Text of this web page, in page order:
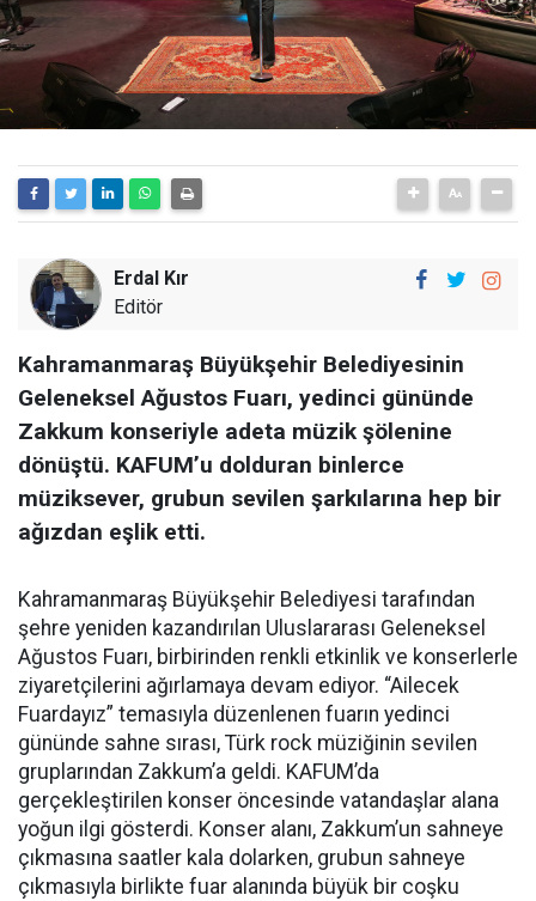
Erdal Kır
Editör
Kahramanmaraş Büyükşehir Belediyesinin
Geleneksel Ağustos Fuarı, yedinci gününde
Zakkum konseriyle adeta müzik şölenine
dönüştü. KAFUM’u dolduran binlerce
müziksever, grubun sevilen şarkılarına hep bir
ağızdan eşlik etti.
Kahramanmaraş Büyükşehir Belediyesi tarafından
şehre yeniden kazandırılan Uluslararası Geleneksel
Ağustos Fuarı, birbirinden renkli etkinlik ve konserlerle
ziyaretçilerini ağırlamaya devam ediyor. “Ailecek
Fuardayız” temasıyla düzenlenen fuarın yedinci
gününde sahne sırası, Türk rock müziğinin sevilen
gruplarından Zakkum’a geldi. KAFUM’da
gerçekleştirilen konser öncesinde vatandaşlar alana
yoğun ilgi gösterdi. Konser alanı, Zakkum’un sahneye
çıkmasına saatler kala dolarken, grubun sahneye
çıkmasıyla birlikte fuar alanında büyük bir coşku